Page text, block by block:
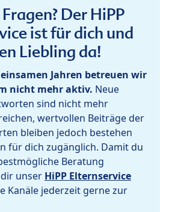
Der HiPP
ist für dich und
Liebling da!
Jahren betreuen wir
nicht mehr aktiv. Neue
sind nicht mehr
wertvollen Beiträge der
bleiben jedoch bestehen
für dich zugänglich. Damit du
Beratung
unser HiPP Elternservice
Kanäle jederzeit gerne zur